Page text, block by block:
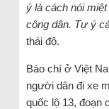
ý là cách nói
công dân. Tự ý
thái độ.
Báo chí ở Việt
người dân đi xe
quốc lộ 13, đoạn